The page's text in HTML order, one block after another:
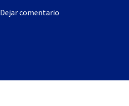
Dejar comentario